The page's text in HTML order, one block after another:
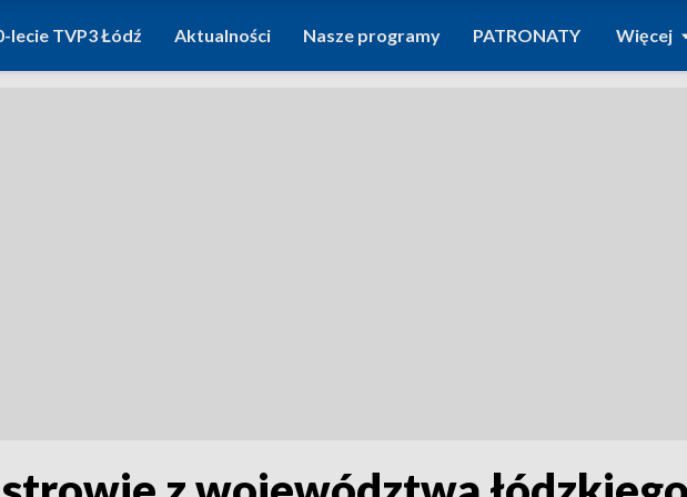
lecie TVP3 Łódź Aktualności Nasze programy PATRONATY Więcej